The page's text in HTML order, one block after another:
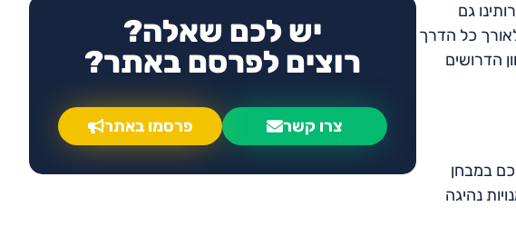
גם
כל הדרך
הדרושים
במבחן
נהיגה
יש לכם שאלה?
רוצים לפרסם באתר?
צרו קשר פרסמו באתר